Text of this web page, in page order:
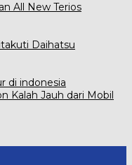
All New Terios
Daihatsu
Kalah Jauh dari Mobil